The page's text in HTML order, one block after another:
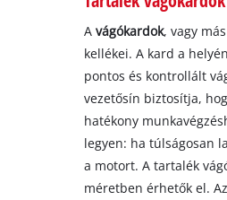
Avágókardok, vagy
kellékei. A kard a
pontos és kontrollált
vezetősín biztosítja,
hatékony
legyen: ha túlságosan
a motort. A tartalék
méretben érhetők el.